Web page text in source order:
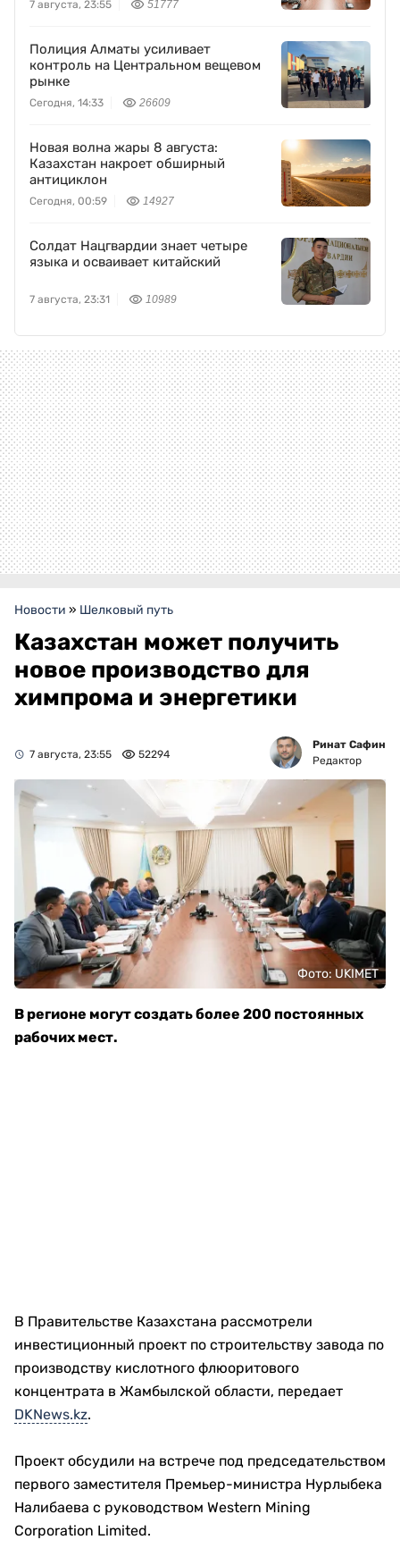
7 августа, 23:55 51777
Полиция Алматы усиливает
контроль на Центральном вещевом
рынке
Сегодня, 14:33 26609
Новая волна жары 8 августа:
Казахстан накроет обширный
антициклон
Сегодня, 00:59 14927
Солдат Нацгвардии знает четыре
языка и осваивает китайский
7 августа, 23:31 10989
Новости » Шелковый путь
Казахстан может получить
новое производство для
химпрома и энергетики
7 августа, 23:55 52294
Ринат Сафин
Редактор
Фото: UKIMET
В регионе могут создать более 200 постоянных
рабочих мест.
В Правительстве Казахстана рассмотрели
инвестиционный проект по строительству завода по
производству кислотного флюоритового
концентрата в Жамбылской области, передает
DKNews.kz.
Проект обсудили на встрече под председательством
первого заместителя Премьер-министра Нурлыбека
Налибаева с руководством Western Mining
Corporation Limited.